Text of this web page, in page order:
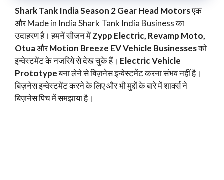
Shark Tank India Season 2 Gear Head Motorsएक
और Made in India Shark Tank India Business का
उदाहरण है। हमनें सीजन मेंZypp Electric, Revamp Moto,
OtuaऔरMotion Breeze EV Vehicle Businessesको
इन्वेस्टमेंट के नजरिये से देख चुके हैं। Electric Vehicle
Prototypeबना लेने से बिज़नेस इन्वेस्टमेंट करना संभव नहीं है।
बिज़नेस इन्वेस्टमेंट करने के लिए और भी मुद्दों के बारे में शार्क्स ने
बिज़नेस पिच में समझाया है।